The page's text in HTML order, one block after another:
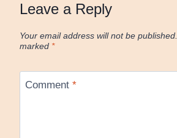
Leave a Reply
Your email address will not be published.
marked *
Comment *